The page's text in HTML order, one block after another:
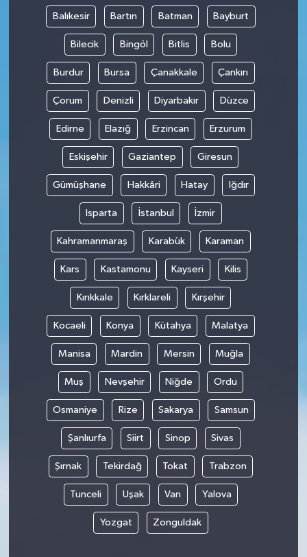
Balıkesir Bartın Batman Bayburt
Bilecik Bingöl Bitlis Bolu
Burdur Bursa Çanakkale Çankırı
Çorum Denizli Diyarbakır Düzce
Edirne Elazığ Erzincan Erzurum
Eskişehir Gaziantep Giresun
Gümüşhane Hakkâri Hatay Iğdır
Isparta İstanbul İzmir
Kahramanmaraş Karabük Karaman
Kars Kastamonu Kayseri Kilis
Kırıkkale Kırklareli Kırşehir
Kocaeli Konya Kütahya Malatya
Manisa Mardin Mersin Muğla
Muş Nevşehir Niğde Ordu
Osmaniye Rize Sakarya Samsun
Şanlıurfa Siirt Sinop Sivas
Şırnak Tekirdağ Tokat Trabzon
Tunceli Uşak Van Yalova
Yozgat Zonguldak